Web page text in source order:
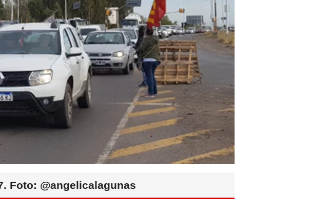
Foto: @angelicalagunas